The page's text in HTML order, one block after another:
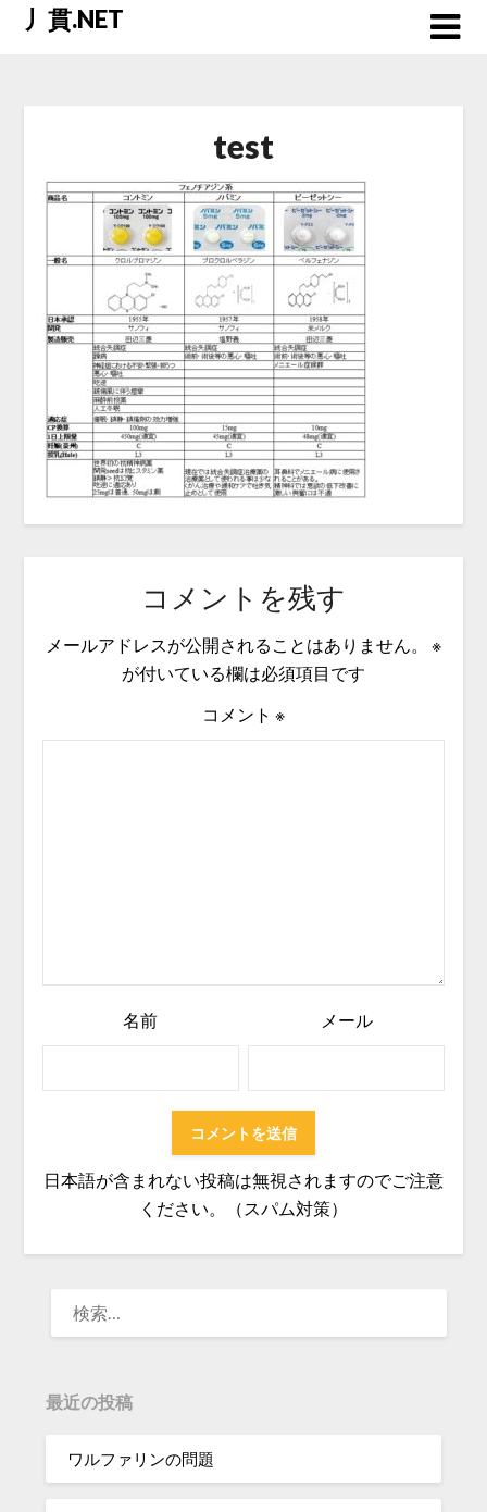
Skip丿貫.NET
test
コメントを残す
メールアドレスが公開されることはありません。
※
が付いている欄は必須項目です
コメント ※
名前 メール
日本語が含まれない投稿は無視されますのでご注意
ください。（スパム対策）
最近の投稿
ワルファリンの問題